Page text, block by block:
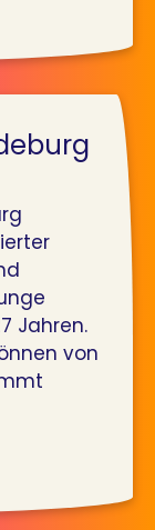
Jahren.
von